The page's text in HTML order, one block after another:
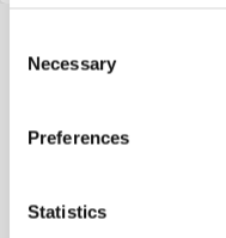
Selection
Necessary
Preferences
Statistics